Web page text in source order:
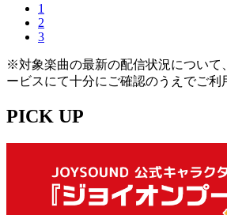
1
2
3
※対象楽曲の最新の配信状況について
ービスにて十分にご確認のうえでご利
PICK UP